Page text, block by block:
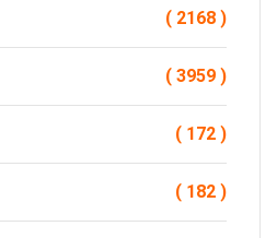
( 2168 )
( 3959 )
( 172 )
( 182 )